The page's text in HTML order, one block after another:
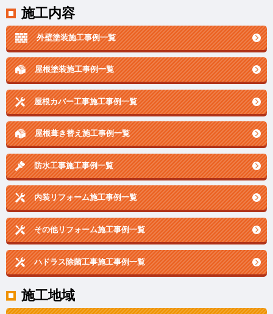
施工内容
外壁塗装施工事例一覧
屋根塗装施工事例一覧
屋根カバー工事施工事例一覧
屋根葺き替え施工事例一覧
防水工事施工事例一覧
内装リフォーム施工事例一覧
その他リフォーム施工事例一覧
ハドラス除菌工事施工事例一覧
施工地域